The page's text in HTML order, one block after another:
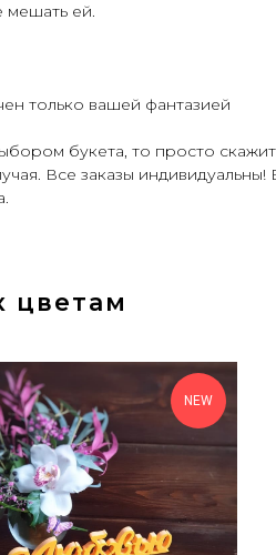
мешать ей.
только вашей фантазией
букета, то просто
Все заказы
цветам
NEW